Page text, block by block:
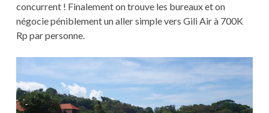
concurrent ! Finalement on trouve les bureaux et on
négocie péniblement un aller simple vers Gili Air à 700K
Rp par personne.